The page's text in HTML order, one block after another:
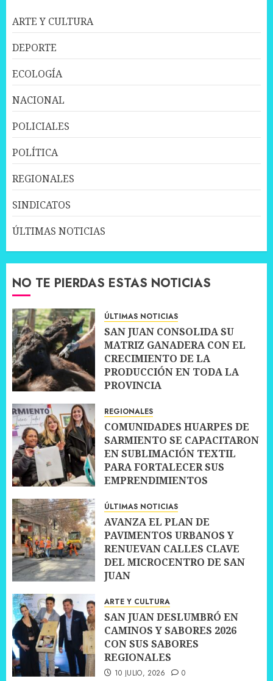
ARTE Y CULTURA
DEPORTE
ECOLOGÍA
NACIONAL
POLICIALES
POLÍTICA
REGIONALES
SINDICATOS
ÚLTIMAS NOTICIAS
NO TE PIERDAS ESTAS NOTICIAS
ÚLTIMAS NOTICIAS
SAN JUAN CONSOLIDA SU
MATRIZ GANADERA CON EL
CRECIMIENTO DE LA
PRODUCCIÓN EN TODA LA
PROVINCIA
REGIONALES
COMUNIDADES HUARPES DE
SARMIENTO SE CAPACITARON
EN SUBLIMACIÓN TEXTIL
PARA FORTALECER SUS
EMPRENDIMIENTOS
ÚLTIMAS NOTICIAS
AVANZA EL PLAN DE
PAVIMENTOS URBANOS Y
RENUEVAN CALLES CLAVE
DEL MICROCENTRO DE SAN
JUAN
ARTE Y CULTURA
SAN JUAN DESLUMBRÓ EN
CAMINOS Y SABORES 2026
CON SUS SABORES
REGIONALES
10 JULIO, 2026 0